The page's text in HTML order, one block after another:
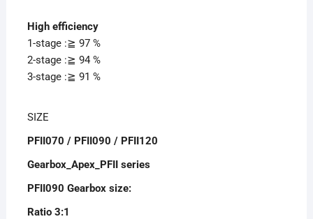
High efficiency
1-stage :≧ 97 %
2-stage :≧ 94 %
3-stage :≧ 91 %
SIZE
PFII070 / PFII090 / PFII120
Gearbox_Apex_PFII series
PFII090 Gearbox size:
Ratio 3:1